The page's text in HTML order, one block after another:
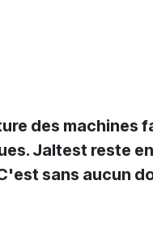
des machines
Jaltest reste
sans aucun